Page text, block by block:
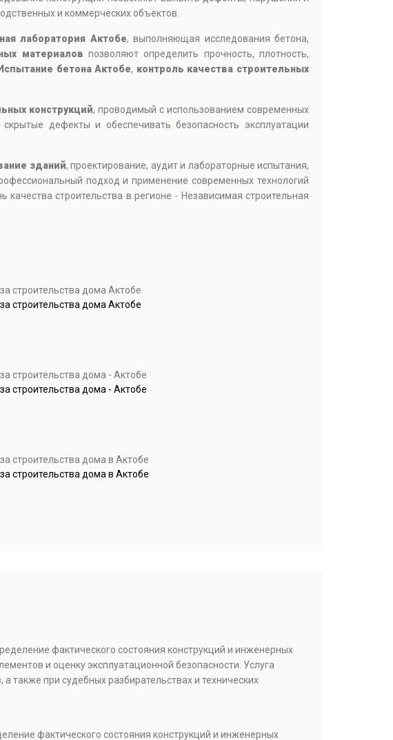
и коммерческих объектов.
лаборатория Актобе, выполняющая исследования бетона,
материалов позволяют определить прочность, плотность,
Испытание бетона Актобе, контроль качества строительных
конструкций, проводимый с использованием современных
дефекты и обеспечивать безопасность эксплуатации
зданий, проектирование, аудит и лабораторные испытания,
подход и применение современных технологий
строительства в регионе - Независимая строительная
строительства дома Актобе
строительства дома Актобе
строительства дома - Актобе
строительства дома - Актобе
строительства дома в Актобе
строительства дома в Актобе
фактического состояния конструкций и инженерных
и оценку эксплуатационной безопасности. Услуга
также при судебных разбирательствах и технических
фактического состояния конструкций и инженерных